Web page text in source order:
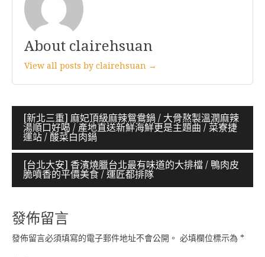
About clairehsuan
View all posts by clairehsuan →
文
章
導
覽
[新北三重] 麻妃頂級麻辣鴛鴦鍋 / 大骨熬製溫潤麻辣
湯順口好喝 / 產地直送新鮮海鮮更是主題曲 / 菜寮捷
運站 / 酸菜白肉鍋
[台北大安] 香濱燒臘台北最有味道的大排檔 / 鴨肉皮
脆噴香的平價美食 / 運匠都排隊
發佈留言
發佈留言必須填寫的電子郵件地址不會公開。 必填欄位標示為 *